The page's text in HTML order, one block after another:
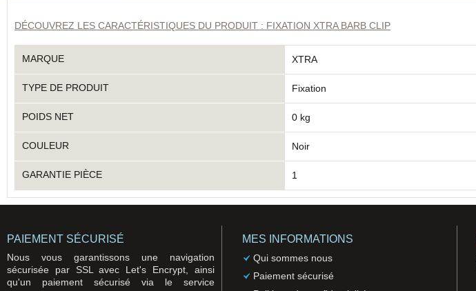
DÉCOUVREZ LES CARACTÉRISTIQUES DU PRODUIT : FIXATION XTRA BARB CLIP
MARQUE XTRA
TYPE DE PRODUIT Fixation
POIDS NET 0 kg
COULEUR Noir
GARANTIE PIÈCE 1
PAIEMENT SÉCURISÉ
Nous vous garantissons une navigation
sécurisée par SSL avec Let's Encrypt, ainsi
qu'un paiement sécurisé via le service
MES INFORMATIONS
Qui sommes nous
Paiement sécurisé